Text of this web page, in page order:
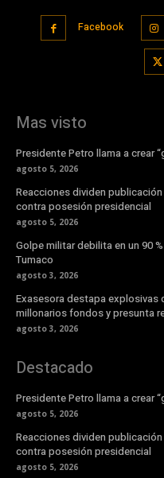
Facebook
Mas visto
Presidente Petro llama a crear
agosto 5, 2026
Reacciones dividen
contra posesión presidencial
agosto 5, 2026
Golpe militar debilita en un 90
Tumaco
agosto 3, 2026
Exasesora destapa explosivas
millonarios fondos y presunta
agosto 3, 2026
Destacado
Presidente Petro llama a crear
agosto 5, 2026
Reacciones dividen
contra posesión presidencial
agosto 5, 2026